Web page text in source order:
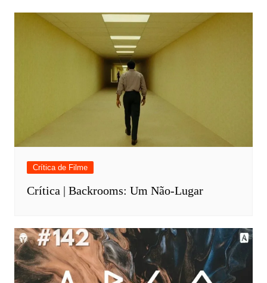
Crítica de Filme
Crítica | Backrooms: Um Não-Lugar